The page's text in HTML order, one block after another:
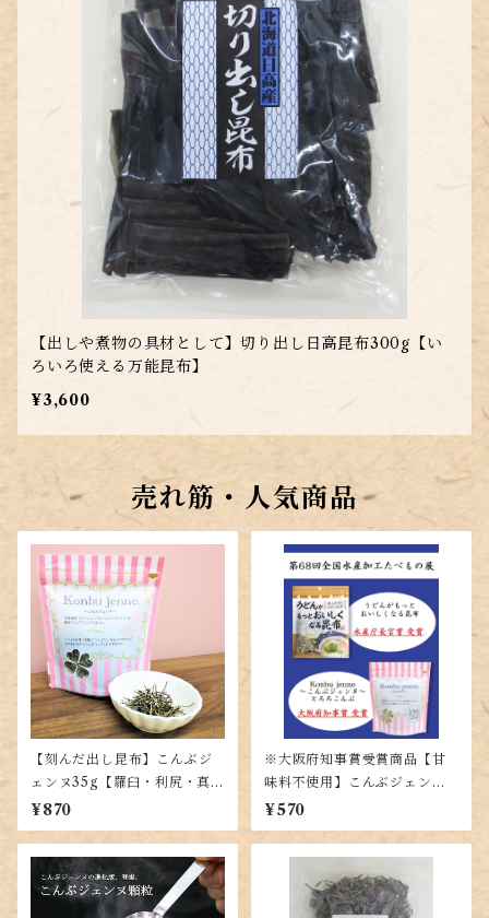
【出しや煮物の具材として】切り出し日高昆布300g【い
ろいろ使える万能昆布】
¥3,600
売れ筋・人気商品
【刻んだ出し昆布】こんぶジ
ェンヌ35g【羅臼・利尻・真昆
布の黄金比率ブレンド】
¥870
※大阪府知事賞受賞商品【甘
味料不使用】こんぶジェンヌ
とろろ35g【羅臼・利尻・真昆
布の入った贅沢とろろ昆布】
¥570